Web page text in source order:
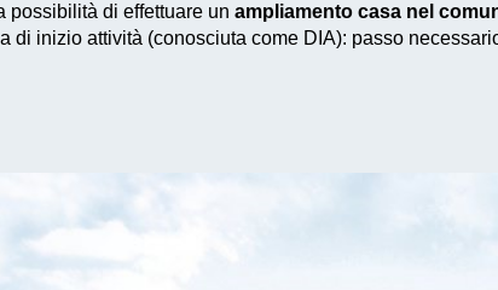
possibilità di effettuare un ampliamento casa nel
di inizio attività (conosciuta come DIA): passo